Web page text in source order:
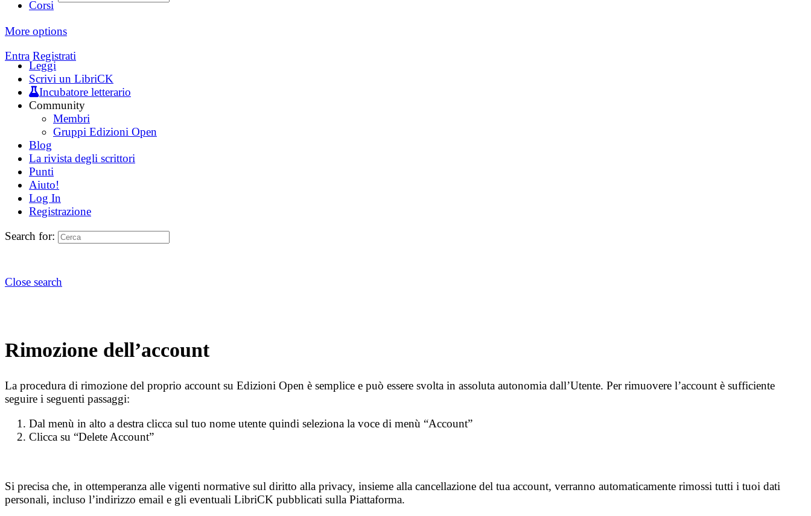
Corsi
More options
Entra Registrati
Leggi
Scrivi un LibriCK
Incubatore letterario
Community
Membri
Gruppi Edizioni Open
Blog
La rivista degli scrittori
Punti
Aiuto!
Log In
Registrazione
Search for:
Close search
Rimozione dell’account
La procedura di rimozione del proprio account su Edizioni Open è semplice e può essere svolta in assoluta autonomia dall’Utente. Per rimuovere l’account è sufficiente
seguire i seguenti passaggi:
Dal menù in alto a destra clicca sul tuo nome utente quindi seleziona la voce di menù “Account”
Clicca su “Delete Account”
Si precisa che, in ottemperanza alle vigenti normative sul diritto alla privacy, insieme alla cancellazione del tua account, verranno automaticamente rimossi tutti i tuoi dati
personali, incluso l’indirizzo email e gli eventuali LibriCK pubblicati sulla Piattaforma.